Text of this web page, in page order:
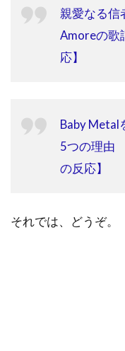
親愛なる信
Amoreの
応】
Baby Metal
5つの理由
の反応】
それでは、どうぞ。